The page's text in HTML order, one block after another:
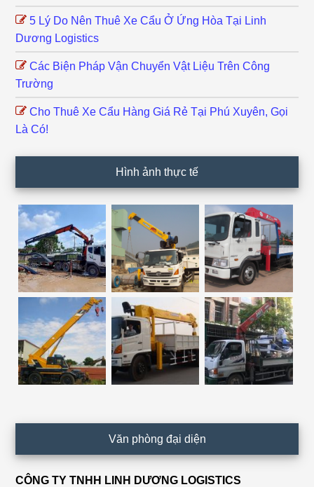
5 Lý Do Nên Thuê Xe Cẩu Ở Ứng Hòa Tại Linh
Dương Logistics
Các Biện Pháp Vận Chuyển Vật Liệu Trên Công
Trường
Cho Thuê Xe Cẩu Hàng Giá Rẻ Tại Phú Xuyên, Gọi
Là Có!
Hình ảnh thực tế
Văn phòng đại diện
CÔNG TY TNHH LINH DƯƠNG LOGISTICS